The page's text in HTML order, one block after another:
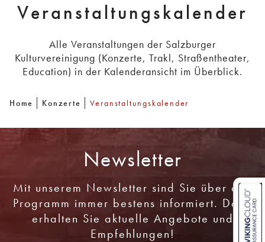
Veranstaltungskalender
Alle Veranstaltungen der Salzburger
Kulturvereinigung (Konzerte, Trakl, Straßentheater,
Education) in der Kalenderansicht im Überblick.
Home Konzerte Veranstaltungskalender
Newsletter
Mit unserem Newsletter sind Sie über das
Programm immer bestens informiert. Dazu
erhalten Sie aktuelle Angebote und
Empfehlungen!